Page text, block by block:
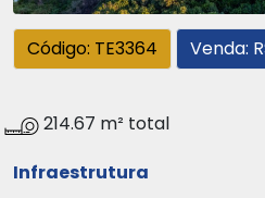
Código: TE3364 Venda:
214.67 m² total
Infraestrutura